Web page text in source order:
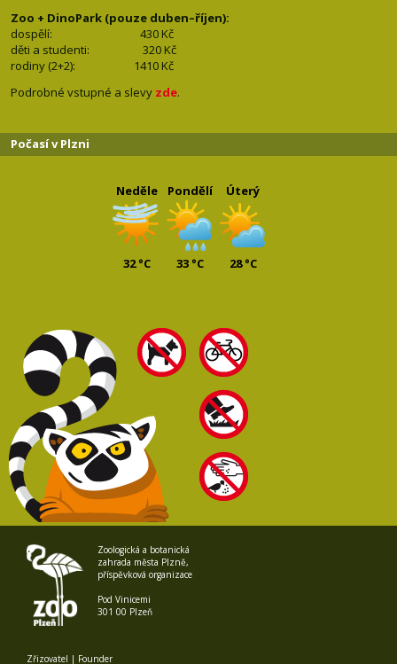
Zoo + DinoPark (pouze duben–říjen):
dospělí: 430 Kč
děti a studenti: 320 Kč
rodiny (2+2): 1410 Kč
Podrobné vstupné a slevy zde.
Počasí v Plzni
Neděle
32 °C
Pondělí
33 °C
Úterý
28 °C
Zoologická a botanická
zahrada města Plzně,
příspěvková organizace
Pod Vinicemi
301 00 Plzeň
Zřizovatel | Founder